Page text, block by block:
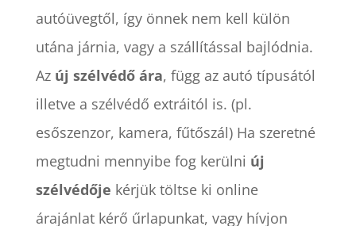
autóüvegtől, így önnek nem kell külön
utána járnia, vagy a szállítással bajlódnia.
Az új szélvédő ára, függ az autó típusától
illetve a szélvédő extráitól is. (pl.
esőszenzor, kamera, fűtőszál) Ha szeretné
megtudni mennyibe fog kerülni új
szélvédője kérjük töltse ki online
árajánlat kérő űrlapunkat, vagy hívjon